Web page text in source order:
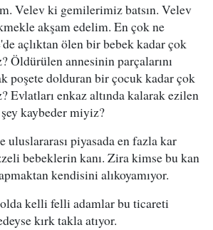
Velev ki gemilerimiz batsın. Velev
akşam edelim. En çok ne
açlıktan ölen bir bebek kadar çok
Öldürülen annesinin parçalarını
poşete dolduran bir çocuk kadar çok
Evlatları enkaz altında kalarak ezilen
kaybeder miyiz?
uluslararası piyasada en fazla kar
bebeklerin kanı. Zira kimse bu kan
kendisini alıkoyamıyor.
kelli felli adamlar bu ticareti
kırk takla atıyor.